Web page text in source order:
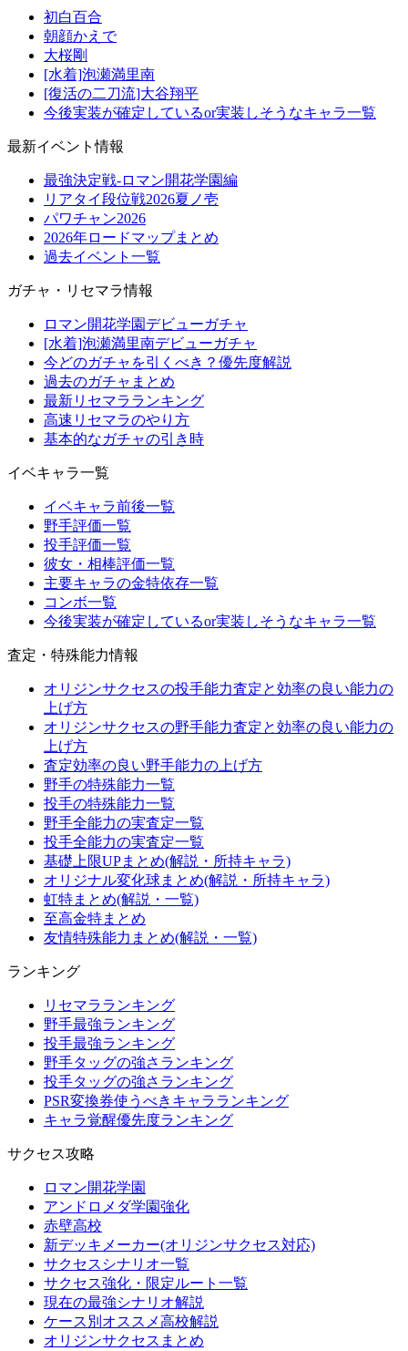
初白百合
朝顔かえで
大桜剛
[水着]泡瀬満里南
[復活の二刀流]大谷翔平
今後実装が確定しているor実装しそうなキャラ一覧
最新イベント情報
最強決定戦-ロマン開花学園編
リアタイ段位戦2026夏ノ壱
パワチャン2026
2026年ロードマップまとめ
過去イベント一覧
ガチャ・リセマラ情報
ロマン開花学園デビューガチャ
[水着]泡瀬満里南デビューガチャ
今どのガチャを引くべき？優先度解説
過去のガチャまとめ
最新リセマラランキング
高速リセマラのやり方
基本的なガチャの引き時
イベキャラ一覧
イベキャラ前後一覧
野手評価一覧
投手評価一覧
彼女・相棒評価一覧
主要キャラの金特依存一覧
コンボ一覧
今後実装が確定しているor実装しそうなキャラ一覧
査定・特殊能力情報
オリジンサクセスの投手能力査定と効率の良い能力の
上げ方
オリジンサクセスの野手能力査定と効率の良い能力の
上げ方
査定効率の良い野手能力の上げ方
野手の特殊能力一覧
投手の特殊能力一覧
野手全能力の実査定一覧
投手全能力の実査定一覧
基礎上限UPまとめ(解説・所持キャラ)
オリジナル変化球まとめ(解説・所持キャラ)
虹特まとめ(解説・一覧)
至高金特まとめ
友情特殊能力まとめ(解説・一覧)
ランキング
リセマラランキング
野手最強ランキング
投手最強ランキング
野手タッグの強さランキング
投手タッグの強さランキング
PSR変換券使うべきキャラランキング
キャラ覚醒優先度ランキング
サクセス攻略
ロマン開花学園
アンドロメダ学園強化
赤壁高校
新デッキメーカー(オリジンサクセス対応)
サクセスシナリオ一覧
サクセス強化・限定ルート一覧
現在の最強シナリオ解説
ケース別オススメ高校解説
オリジンサクセスまとめ